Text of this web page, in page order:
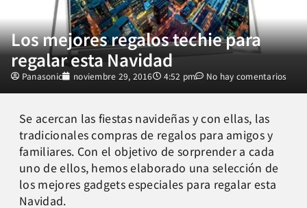
Los mejores regalos techie para
regalar esta Navidad
Panasonic noviembre 29, 2016 4:52 pm No hay comentarios
Se acercan las fiestas navideñas y con ellas, las
tradicionales compras de regalos para amigos y
familiares. Con el objetivo de sorprender a cada
uno de ellos, hemos elaborado una selección de
los mejores gadgets especiales para regalar esta
Navidad.